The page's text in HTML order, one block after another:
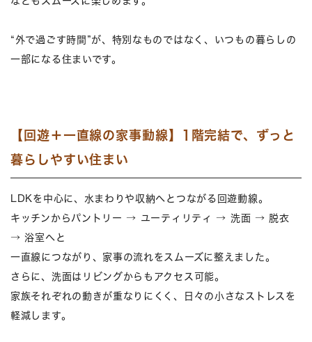
“外で過ごす時間”が、特別なものではなく、いつもの暮らしの
一部になる住まいです。
【回遊＋一直線の家事動線】1階完結で、ずっと
暮らしやすい住まい
LDKを中心に、水まわりや収納へとつながる回遊動線。
キッチンからパントリー → ユーティリティ → 洗面 → 脱衣
→ 浴室へと
一直線につながり、家事の流れをスムーズに整えました。
さらに、洗面はリビングからもアクセス可能。
家族それぞれの動きが重なりにくく、日々の小さなストレスを
軽減します。